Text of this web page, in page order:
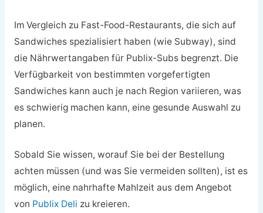
Im Vergleich zu Fast-Food-Restaurants, die sich auf
Sandwiches spezialisiert haben (wie Subway), sind
die Nährwertangaben für Publix-Subs begrenzt. Die
Verfügbarkeit von bestimmten vorgefertigten
Sandwiches kann auch je nach Region variieren, was
es schwierig machen kann, eine gesunde Auswahl zu
planen.
Sobald Sie wissen, worauf Sie bei der Bestellung
achten müssen (und was Sie vermeiden sollten), ist es
möglich, eine nahrhafte Mahlzeit aus dem Angebot
von Publix Deli zu kreieren.